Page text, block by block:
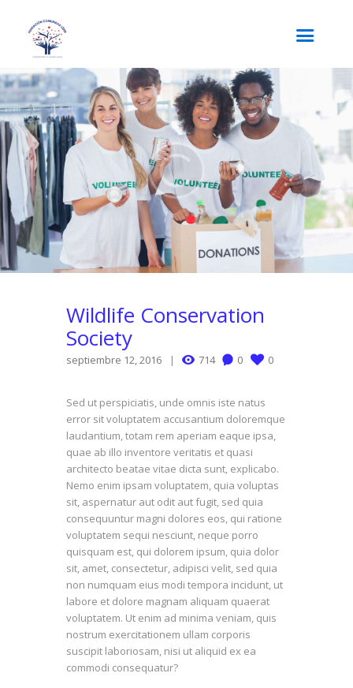
Wildlife Conservation
Society
septiembre 12, 2016 714 0 0
Sed ut perspiciatis, unde omnis iste natus
error sit voluptatem accusantium doloremque
laudantium, totam rem aperiam eaque ipsa,
quae ab illo inventore veritatis et quasi
architecto beatae vitae dicta sunt, explicabo.
Nemo enim ipsam voluptatem, quia voluptas
sit, aspernatur aut odit aut fugit, sed quia
consequuntur magni dolores eos, qui ratione
voluptatem sequi nesciunt, neque porro
quisquam est, qui dolorem ipsum, quia dolor
sit, amet, consectetur, adipisci velit, sed quia
non numquam eius modi tempora incidunt, ut
labore et dolore magnam aliquam quaerat
voluptatem. Ut enim ad minima veniam, quis
nostrum exercitationem ullam corporis
suscipit laboriosam, nisi ut aliquid ex ea
commodi consequatur?